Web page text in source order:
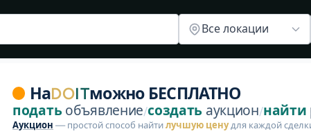
Пока нет объявлений от исполнителей и
Все локации
НаDOITможно БЕСПЛАТНО
подать объявление/создать аукцион/найти
Аукцион — простой способ найти лучшую ценудля каждой